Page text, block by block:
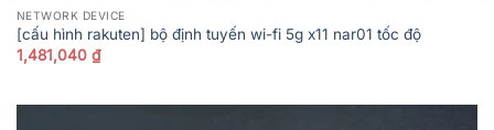
NETWORK DEVICE
[cấu hình rakuten] bộ định tuyến wi-fi 5g x11 nar01 tốc độ
1,481,040 ₫